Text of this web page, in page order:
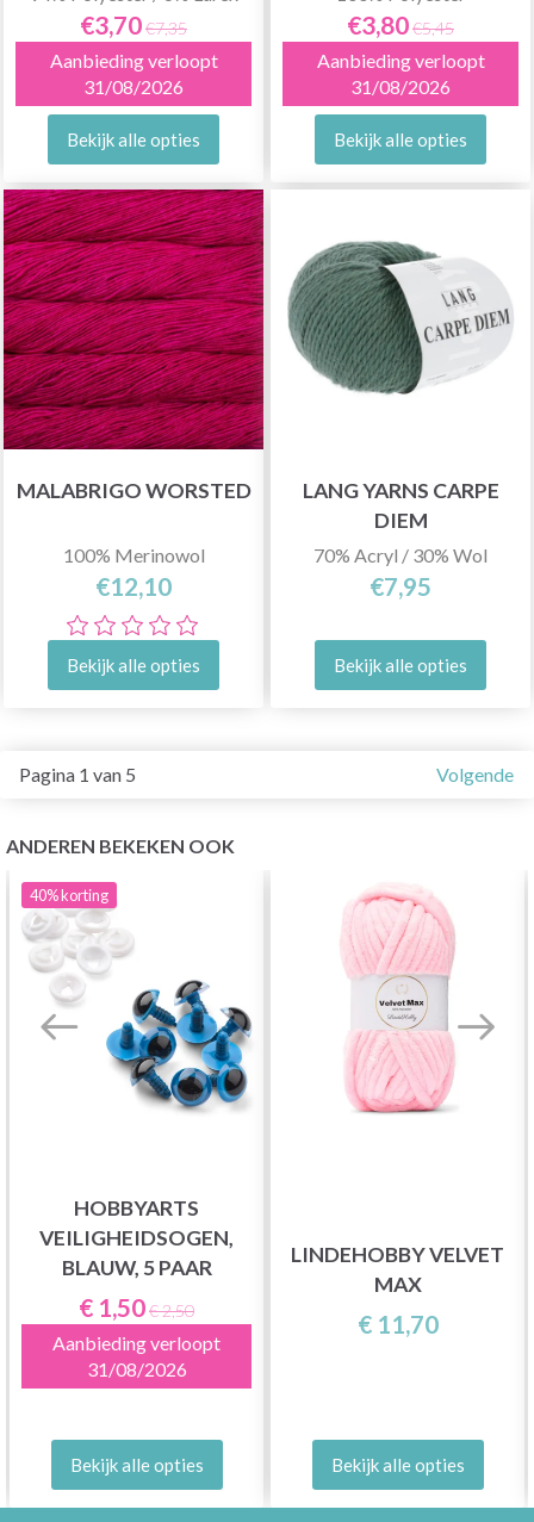
€3,70€7,35
Aanbieding verloopt
31/08/2026
Bekijk alle opties
€3,80€5,45
Aanbieding verloopt
31/08/2026
Bekijk alle opties
MALABRIGO WORSTED
100% Merinowol
€12,10
Bekijk alle opties
LANG YARNS CARPE
DIEM
70% Acryl / 30% Wol
€7,95
Bekijk alle opties
Pagina 1 van 5 Volgende
ANDEREN BEKEKEN OOK
40%korting
HOBBYARTS
VEILIGHEIDSOGEN,
BLAUW, 5 PAAR
€ 1,50€ 2,50
Aanbieding verloopt
31/08/2026
Bekijk alle opties
LINDEHOBBY VELVET
MAX
€ 11,70
Bekijk alle opties